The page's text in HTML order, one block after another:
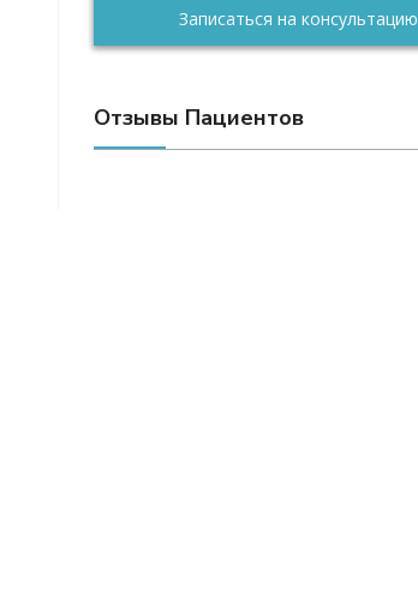
Записаться на консультацию
Отзывы Пациентов